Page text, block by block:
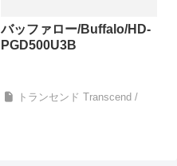
バッファロー/Buffalo/HD-
PGD500U3B
トランセンド Transcend /